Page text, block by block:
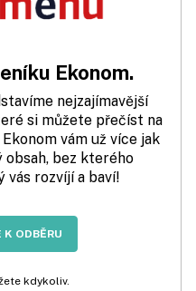
Ekonom.
nejzajímavější
si můžete přečíst na
vám už více jak
obsah, bez kterého
rozvíjí a baví!
K ODBĚRU
kdykoliv.